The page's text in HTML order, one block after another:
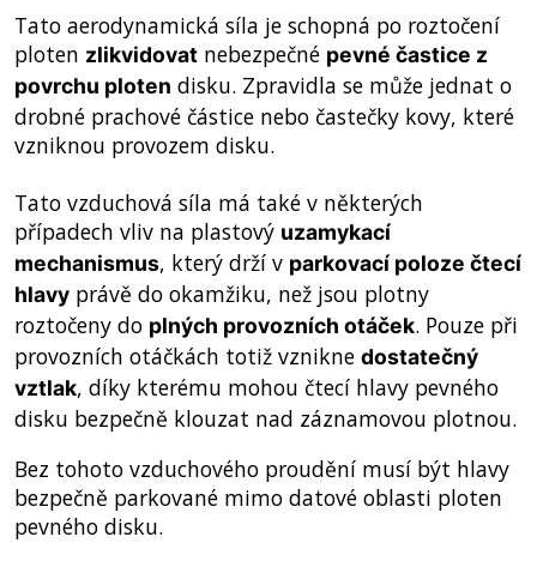
Tato aerodynamická síla je schopná po roztočení
ploten zlikvidovatnebezpečné pevné častice z
povrchu ploten disku. Zpravidla se může jednat o
drobné prachové částice nebo častečky kovy, které
vzniknou provozem disku.
Tato vzduchová síla má také v některých
případech vliv na plastový uzamykací
mechanismus, který drží v parkovací poloze čtecí
hlavyprávě do okamžiku, než jsou plotny
roztočeny do plných provozních otáček. Pouze při
provozních otáčkách totiž vznikne dostatečný
vztlak, díky kterému mohou čtecí hlavy pevného
disku bezpečně klouzat nad záznamovou plotnou.
Bez tohoto vzduchového proudění musí být hlavy
bezpečně parkované mimo datové oblasti ploten
pevného disku.